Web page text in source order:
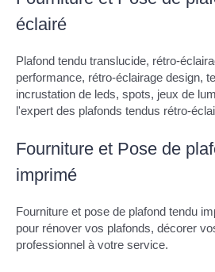
éclairé
Plafond tendu translucide, rétro-
performance, rétro-éclairage design,
incrustation de leds, spots, jeux de
l'expert des plafonds tendus rétro-
Fourniture et Pose de
imprimé
Fourniture et pose de plafond tendu
pour rénover vos plafonds, décorer
professionnel à votre service.